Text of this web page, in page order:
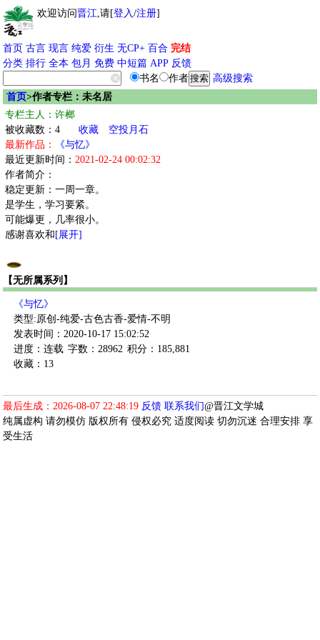
欢迎访问晋江,请[登入/注册]
首页 古言 现言 纯爱 衍生 无CP+ 百合 完结
分类 排行 全本 包月 免费 中短篇 APP 反馈
书名
作者
高级搜索
首页>作者专栏：未名居
专栏主人：许榔
被收藏数：4
收藏
空投月石
最新作品：
《与忆》
最近更新时间： 2021-02-24 00:02:32
作者简介：
稳定更新：一周一章。
是学生，学习要紧。
可能爆更，几率很小。
感谢喜欢和 [展开]
【无所属系列】
《与忆》
类型:原创-纯爱-古色古香-爱情-不明
发表时间：2020-10-17 15:02:52
进度：连载 字数：28962 积分：185,881
收藏：13
最后生成：2026-08-07 22:48:19 反馈 联系我们@晋江文学城
纯属虚构 请勿模仿 版权所有 侵权必究 适度阅读 切勿沉迷 合理安排 享
受生活